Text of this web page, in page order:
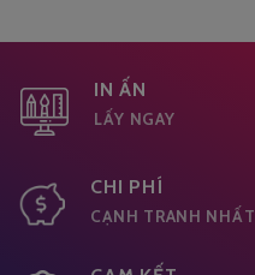
IN ẤN
LẤY NGAY
CHI PHÍ
CẠNH TRANH NHẤT